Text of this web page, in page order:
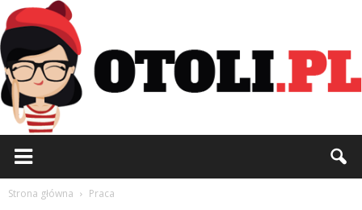
Strona główna Praca